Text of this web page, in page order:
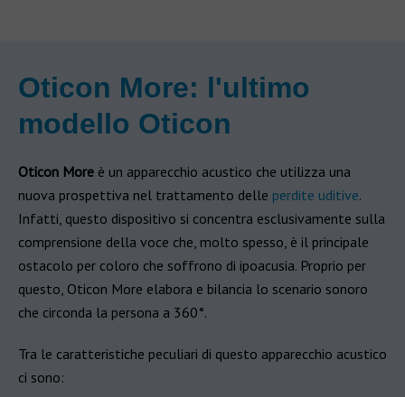
Oticon More: l'ultimo
modello Oticon
Oticon More è un apparecchio acustico che utilizza una
nuova prospettiva nel trattamento delle perdite uditive.
Infatti, questo dispositivo si concentra esclusivamente sulla
comprensione della voce che, molto spesso, è il principale
ostacolo per coloro che soffrono di ipoacusia. Proprio per
questo, Oticon More elabora e bilancia lo scenario sonoro
che circonda la persona a 360°.
Tra le caratteristiche peculiari di questo apparecchio acustico
ci sono: